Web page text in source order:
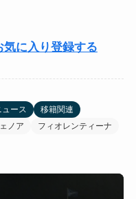
に入り登録する
ース
移籍関連
ノア
フィオレンティーナ